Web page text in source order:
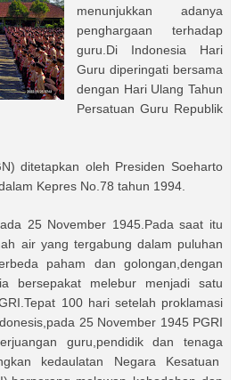
menunjukkan adanya
penghargaan terhadap
guru.Di Indonesia Hari
Guru diperingati bersama
dengan Hari Ulang Tahun
Persatuan Guru Republik
ditetapkan oleh Presiden Soeharto
Kepres No.78 tahun 1994.
25 November 1945.Pada saat itu
air yang tergabung dalam puluhan
paham dan golongan,dengan
bersepakat melebur menjadi satu
100 hari setelah proklamasi
25 November 1945 PGRI
guru,pendidik dan tenaga
kedaulatan Negara Kesatuan